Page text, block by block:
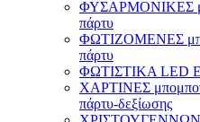
ΦΥΣΑΡΜΟΝΙΚΕΣ
πάρτυ
ΦΩΤΙΖΟΜΕΝΕΣ
πάρτυ
ΦΩΤΙΣΤΙΚΑ LED
ΧΑΡΤΙΝΕΣ
πάρτυ-δεξίωσης